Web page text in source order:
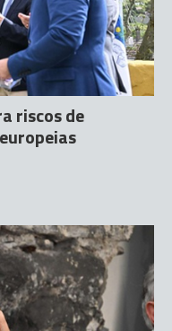
riscos de